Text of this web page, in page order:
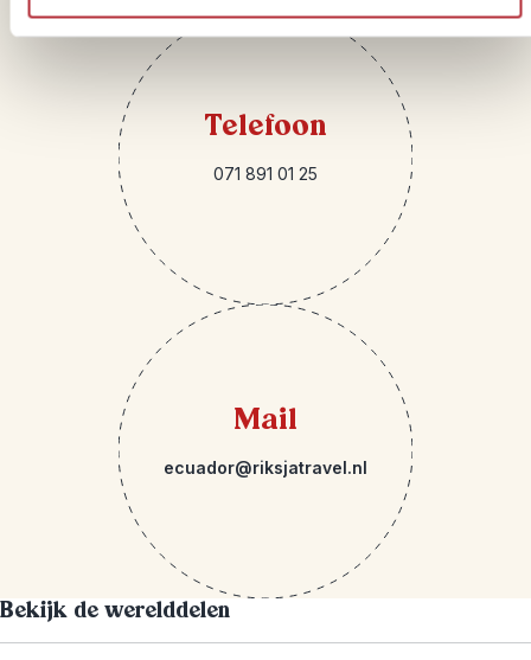
Telefoon
071 891 01 25
Mail
ecuador@riksjatravel.nl
Bekijk de werelddelen